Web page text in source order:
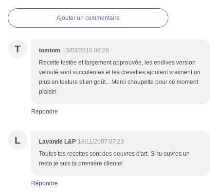
Ajouter un commentaire
T tomtom 13/03/2010 08:26
Recette testée et largement approuvée, les endives version
velouté sont succulentes et les crevettes ajoutent vraiment un
plus en texture et en goût... Merci choupette pour ce moment
plaisir!
Répondre
L Lavande L&P 18/11/2007 07:23
Toutes tes recettes sont des oeuvres d'art. Si tu ouvres un
resto je suis ta première cliente!
Répondre